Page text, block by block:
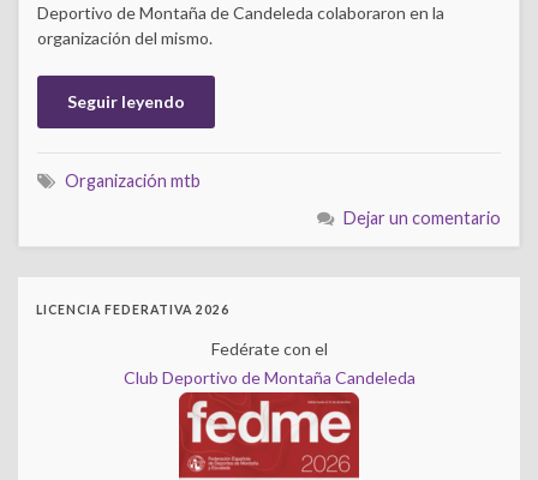
Deportivo de Montaña de Candeleda colaboraron en la
organización del mismo.
Seguir leyendo
Organización mtb
Dejar un comentario
LICENCIA FEDERATIVA 2026
Fedérate con el
Club Deportivo de Montaña Candeleda